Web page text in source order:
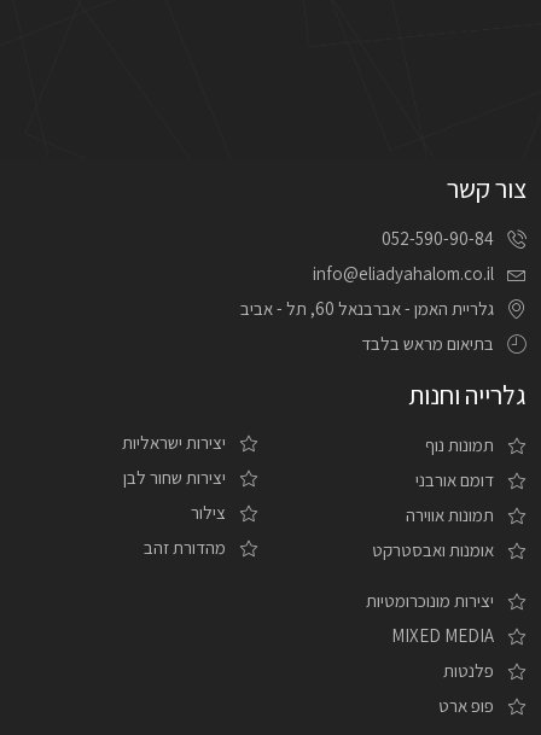
צור קשר
052-590-90-84
info@eliadyahalom.co.il
גלריית האמן - אברבנאל 60, תל - אביב
בתיאום מראש בלבד
גלרייה וחנות
תמונות נוף
דומם אורבני
תמונות אווירה
אומנות ואבסטרקט
יצירות ישראליות
יצירות שחור לבן
צילור
מהדורת זהב
יצירות מונוכרומטיות
MIXED MEDIA
פלנטות
פופ ארט